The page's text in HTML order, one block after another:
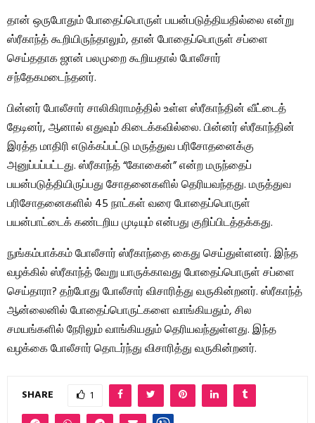
தான் ஒருபோதும் போதைப்பொருள் பயன்படுத்தியதில்லை என்று
ஸ்ரீகாந்த் கூறியிருந்தாலும், தான் போதைப்பொருள் சப்ளை
செய்ததாக ஜான் பலமுறை கூறியதால் போலீசார்
சந்தேகமடைந்தனர்.
பின்னர் போலீசார் சாலிகிராமத்தில் உள்ள ஸ்ரீகாந்தின் வீட்டைத்
தேடினர், ஆனால் எதுவும் கிடைக்கவில்லை. பின்னர் ஸ்ரீகாந்தின்
இரத்த மாதிரி எடுக்கப்பட்டு மருத்துவ பரிசோதனைக்கு
அனுப்பப்பட்டது. ஸ்ரீகாந்த் “கோகைன்” என்ற மருந்தைப்
பயன்படுத்தியிருப்பது சோதனைகளில் தெரியவந்தது. மருத்துவ
பரிசோதனைகளில் 45 நாட்கள் வரை போதைப்பொருள்
பயன்பாட்டைக் கண்டறிய முடியும் என்பது குறிப்பிடத்தக்கது.
நுங்கம்பாக்கம் போலீசார் ஸ்ரீகாந்தை கைது செய்துள்ளனர். இந்த
வழக்கில் ஸ்ரீகாந்த் வேறு யாருக்காவது போதைப்பொருள் சப்ளை
செய்தாரா? தற்போது போலீசார் விசாரித்து வருகின்றனர். ஸ்ரீகாந்த்
ஆன்லைனில் போதைப்பொருட்களை வாங்கியதும், சில
சமயங்களில் நேரிலும் வாங்கியதும் தெரியவந்துள்ளது. இந்த
வழக்கை போலீசார் தொடர்ந்து விசாரித்து வருகின்றனர்.
SHARE 1